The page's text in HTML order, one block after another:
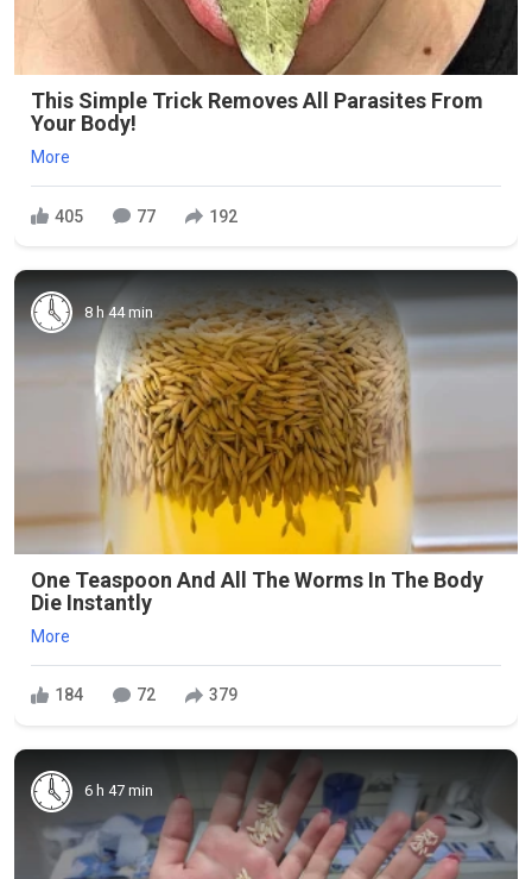
This Simple Trick Removes All Parasites From
Your Body!
More
405 77 192
8 h 44 min
One Teaspoon And All The Worms In The Body
Die Instantly
More
184 72 379
6 h 47 min